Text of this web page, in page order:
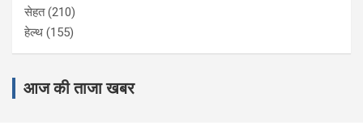
सेहत(210)
हेल्थ (155)
आज की ताजा खबर